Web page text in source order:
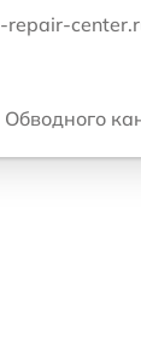
repair-